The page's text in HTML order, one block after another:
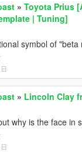
» Toyota Prius
| Tuning]
symbol of "beta
» Lincoln Clay
why is the face in